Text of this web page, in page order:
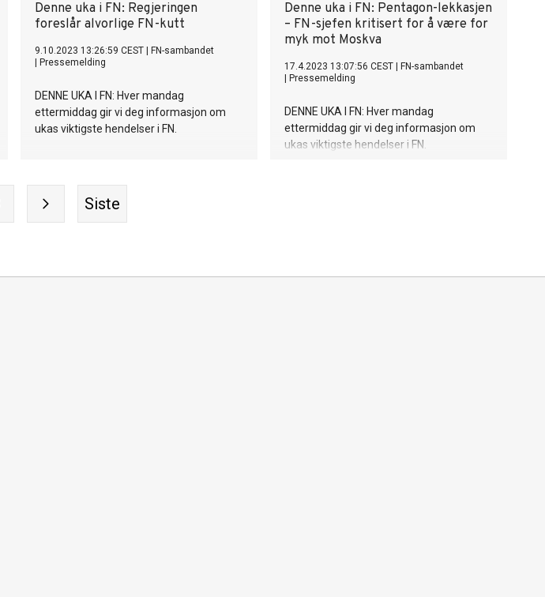
Denne uka i FN: Regjeringen
foreslår alvorlige FN-kutt
9.10.2023 13:26:59 CEST
FN-sambandet
Pressemelding
DENNE UKA I FN: Hver mandag
ettermiddag gir vi deg informasjon om
ukas viktigste hendelser i FN.
Denne uka i FN: Pentagon-lekkasjen
– FN-sjefen kritisert for å være for
myk mot Moskva
17.4.2023 13:07:56 CEST
FN-sambandet
Pressemelding
DENNE UKA I FN: Hver mandag
ettermiddag gir vi deg informasjon om
ukas viktigste hendelser i FN.
Siste